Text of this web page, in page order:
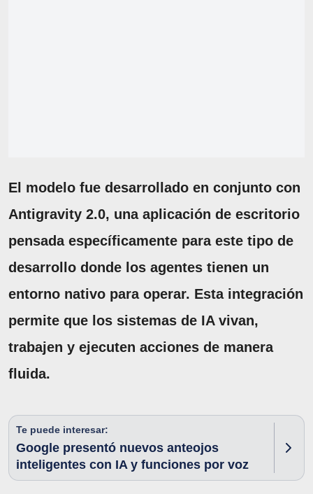
El modelo fue desarrollado en conjunto con
Antigravity 2.0, una aplicación de escritorio
pensada específicamente para este tipo de
desarrollo donde los agentes tienen un
entorno nativo para operar. Esta integración
permite que los sistemas de IA vivan,
trabajen y ejecuten acciones de manera
fluida.
Te puede interesar:
Google presentó nuevos anteojos
inteligentes con IA y funciones por voz